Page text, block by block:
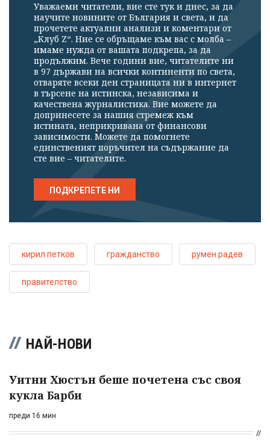
Уважаеми читатели, вие сте тук и днес, за да
научите новините от България и света, и да
прочетете актуални анализи и коментари от
„Клуб Z“. Ние се обръщаме към вас с молба –
имаме нужда от вашата подкрепа, за да
продължим. Вече години вие, читателите ни
в 97 държави на всички континенти по света,
отваряте всеки ден страницата ни в интернет
в търсене на истинска, независима и
качествена журналистика. Вие можете да
допринесете за нашия стремеж към
истината, неприкривана от финансови
зависимости. Можете да помогнете
единственият поръчител на съдържание да
сте вие – читателите.
ПОДКРЕПЕТЕ НИ
кирил петков гражданство румен радев
правителство
НАЙ-НОВИ
Уитни Хюстън беше почетена със своя
кукла Барби
преди 16 мин